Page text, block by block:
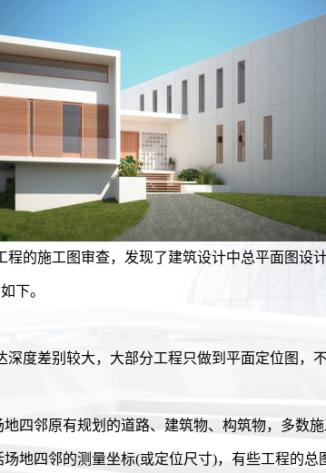
的施工图审查，发现了建筑设计中总平面图设
下。
度差别较大，大部分工程只做到平面定位图，
四邻原有规划的道路、建筑物、构筑物，多数施
地四邻的测量坐标(或定位尺寸)，有些工程的总